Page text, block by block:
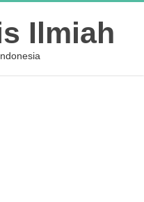
Ilmiah